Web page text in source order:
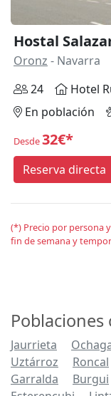
Hostal
Oronz - Navarra
24
Hotel
En población
Desde32€*
Reserva directa
(*) Precio por persona
fin de semana y
Poblaciones
Jaurrieta
Uztárroz
Roncal
Garralda
Burgui